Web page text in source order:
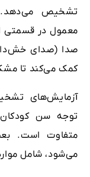
تشخیص
معمول در قسمتی
صدا (صدای
کمک می‌کند تا
آزمایش‌های
توجه سن
متفاوت است.
می‌شود، شامل